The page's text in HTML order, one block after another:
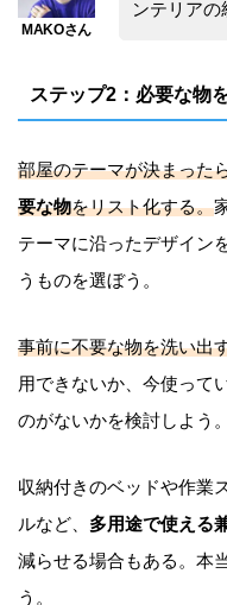
ンテリアの
ステップ2：必要な物
部屋のテーマが決まった
要な物をリスト化する。
テーマに沿ったデザイン
うものを選ぼう。
事前に不要な物を洗い出
用できないか、今使って
のがないかを検討しよう。
収納付きのベッドや作業
ルなど、 多用途で使える
減らせる場合もある。本
う。